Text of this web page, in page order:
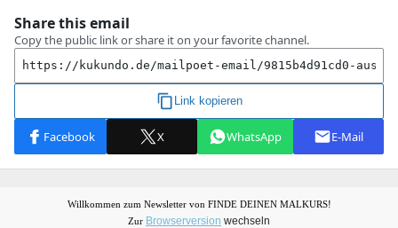
Willkommen zum Newsletter von FINDE DEINEN MALKURS!
Zur Browserversion wechseln